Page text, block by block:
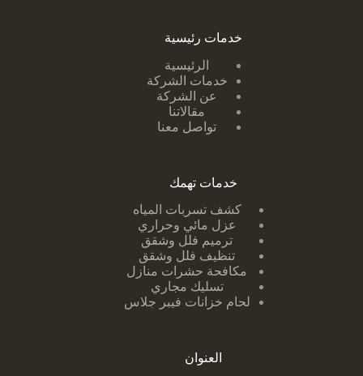
خدمات رئيسية
الرئيسية
خدمات الشركة
عن الشركة
مقالاتنا
تواصل معنا
خدمات تهمك
كشف تسربات ا لمياه
عزل مائي وحراري
ترميم فلل وشقق
تنظيف فلل وشقق
مكافحة حشرات منازل
تسليك مجاري
لحام خزانات فيبر جلاس
العنوان